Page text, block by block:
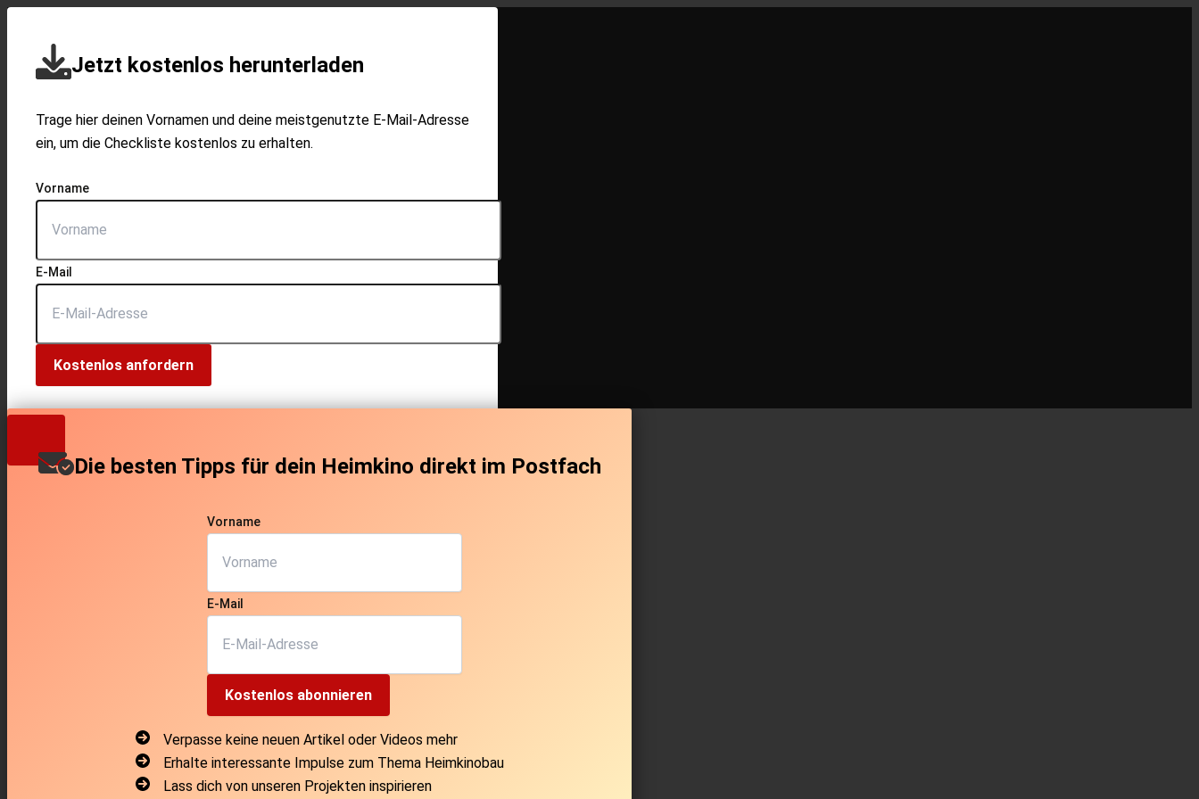
Jetzt kostenlos herunterladen
Trage hier deinen Vornamen und deine meistgenutzte E-Mail-Adresse
ein, um die Checkliste kostenlos zu erhalten.
Vorname
E-Mail
Kostenlos anfordern
Die besten Tipps für dein Heimkino direkt im Postfach
Vorname
E-Mail
Kostenlos abonnieren
Verpasse keine neuen Artikel oder Videos mehr
Erhalte interessante Impulse zum Thema Heimkinobau
Lass dich von unseren Projekten inspirieren